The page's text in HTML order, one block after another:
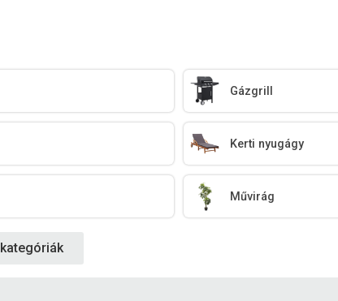
Gázgrill
Kerti nyugágy
Művirág